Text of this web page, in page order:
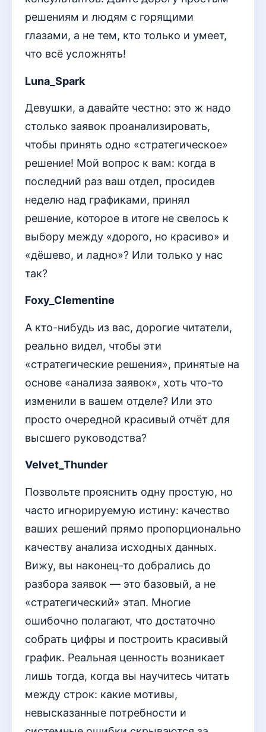
решениям и людям с горящими
глазами, а не тем, кто только и умеет,
что всё усложнять!
Luna_Spark
Девушки, а давайте честно: это ж надо
столько заявок проанализировать,
чтобы принять одно «стратегическое»
решение! Мой вопрос к вам: когда в
последний раз ваш отдел, просидев
неделю над графиками, принял
решение, которое в итоге не свелось к
выбору между «дорого, но красиво» и
«дёшево, и ладно»? Или только у нас
так?
Foxy_Clementine
А кто-нибудь из вас, дорогие читатели,
реально видел, чтобы эти
«стратегические решения», принятые на
основе «анализа заявок», хоть что-то
изменили в вашем отделе? Или это
просто очередной красивый отчёт для
высшего руководства?
Velvet_Thunder
Позвольте прояснить одну простую, но
часто игнорируемую истину: качество
ваших решений прямо пропорционально
качеству анализа исходных данных.
Вижу, вы наконец-то добрались до
разбора заявок — это базовый, а не
«стратегический» этап. Многие
ошибочно полагают, что достаточно
собрать цифры и построить красивый
график. Реальная ценность возникает
лишь тогда, когда вы научитесь читать
между строк: какие мотивы,
невысказанные потребности и